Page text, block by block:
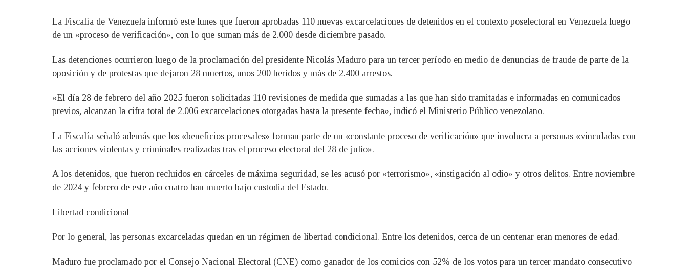
La Fiscalía de Venezuela informó este lunes que fueron aprobadas 110 nuevas excarcelaciones de detenidos en el contexto poselectoral en Venezuela luego
de un «proceso de verificación», con lo que suman más de 2.000 desde diciembre pasado.
Las detenciones ocurrieron luego de la proclamación del presidente Nicolás Maduro para un tercer período en medio de denuncias de fraude de parte de la
oposición y de protestas que dejaron 28 muertos, unos 200 heridos y más de 2.400 arrestos.
«El día 28 de febrero del año 2025 fueron solicitadas 110 revisiones de medida que sumadas a las que han sido tramitadas e informadas en comunicados
previos, alcanzan la cifra total de 2.006 excarcelaciones otorgadas hasta la presente fecha», indicó el Ministerio Público venezolano.
La Fiscalía señaló además que los «beneficios procesales» forman parte de un «constante proceso de verificación» que involucra a personas «vinculadas con
las acciones violentas y criminales realizadas tras el proceso electoral del 28 de julio».
A los detenidos, que fueron recluidos en cárceles de máxima seguridad, se les acusó por «terrorismo», «instigación al odio» y otros delitos. Entre noviembre
de 2024 y febrero de este año cuatro han muerto bajo custodia del Estado.
Libertad condicional
Por lo general, las personas excarceladas quedan en un régimen de libertad condicional. Entre los detenidos, cerca de un centenar eran menores de edad.
Maduro fue proclamado por el Consejo Nacional Electoral (CNE) como ganador de los comicios con 52% de los votos para un tercer mandato consecutivo